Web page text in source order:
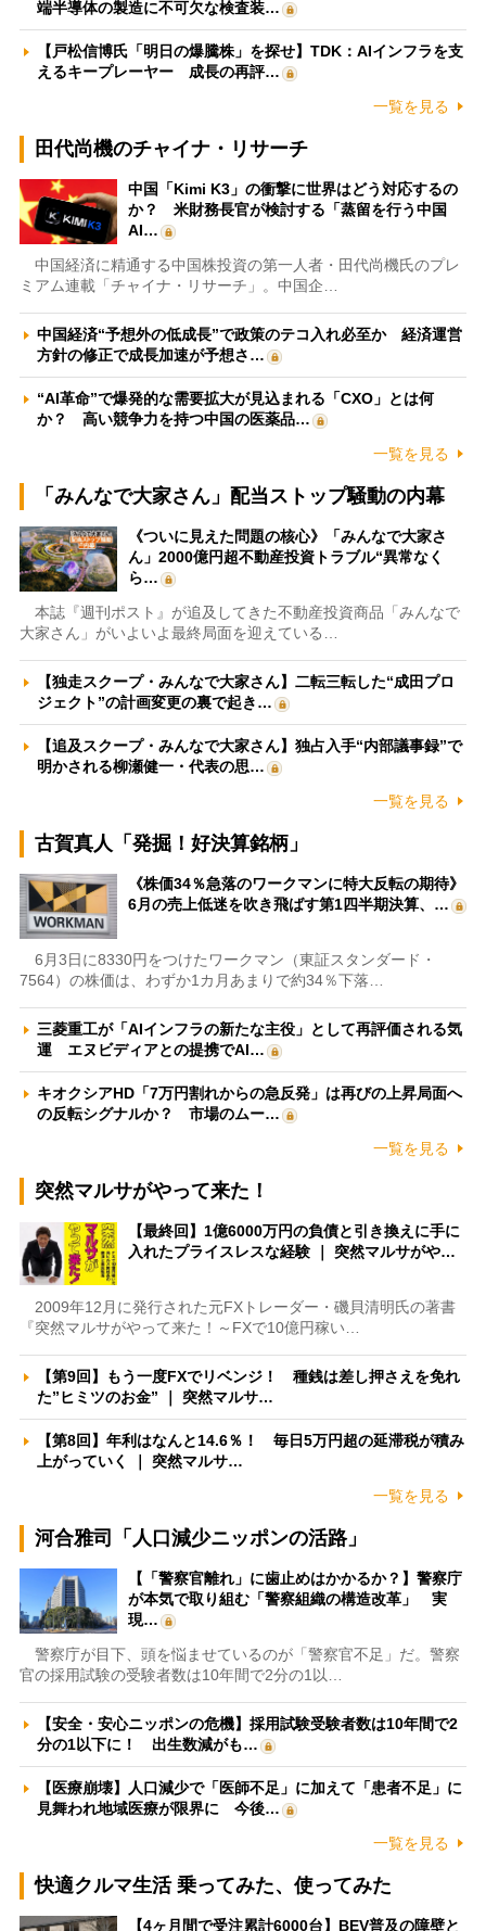
端半導体の製造に不可欠な検査装…
【戸松信博氏「明日の爆騰株」を探せ】TDK：AIインフラを支
えるキープレーヤー 成長の再評…
一覧を見る
田代尚機のチャイナ・リサーチ
中国「Kimi K3」の衝撃に世界はどう対応するの
か？ 米財務長官が検討する「蒸留を行う中国
AI…
中国経済に精通する中国株投資の第一人者・田代尚機氏のプレ
ミアム連載「チャイナ・リサーチ」。中国企…
中国経済“予想外の低成長”で政策のテコ入れ必至か 経済運営
方針の修正で成長加速が予想さ…
“AI革命”で爆発的な需要拡大が見込まれる「CXO」とは何
か？ 高い競争力を持つ中国の医薬品…
一覧を見る
「みんなで大家さん」配当ストップ騒動の内幕
《ついに見えた問題の核心》「みんなで大家さ
ん」2000億円超不動産投資トラブル“異常なく
ら…
本誌『週刊ポスト』が追及してきた不動産投資商品「みんなで
大家さん」がいよいよ最終局面を迎えている…
【独走スクープ・みんなで大家さん】二転三転した“成田プロ
ジェクト”の計画変更の裏で起き…
【追及スクープ・みんなで大家さん】独占入手“内部議事録”で
明かされる柳瀬健一・代表の思…
一覧を見る
古賀真人「発掘！好決算銘柄」
《株価34％急落のワークマンに特大反転の期待》
6月の売上低迷を吹き飛ばす第1四半期決算、…
6月3日に8330円をつけたワークマン（東証スタンダード・
7564）の株価は、わずか1カ月あまりで約34％下落…
三菱重工が「AIインフラの新たな主役」として再評価される気
運 エヌビディアとの提携でAI…
キオクシアHD「7万円割れからの急反発」は再びの上昇局面へ
の反転シグナルか？ 市場のムー…
一覧を見る
突然マルサがやって来た！
【最終回】1億6000万円の負債と引き換えに手に
入れたプライスレスな経験 ｜ 突然マルサがや…
2009年12月に発行された元FXトレーダー・磯貝清明氏の著書
『突然マルサがやって来た！～FXで10億円稼い…
【第9回】もう一度FXでリベンジ！ 種銭は差し押さえを免れ
た”ヒミツのお金” ｜ 突然マルサ…
【第8回】年利はなんと14.6％！ 毎日5万円超の延滞税が積み
上がっていく ｜ 突然マルサ…
一覧を見る
河合雅司「人口減少ニッポンの活路」
【「警察官離れ」に歯止めはかかるか？】警察庁
が本気で取り組む「警察組織の構造改革」 実
現…
警察庁が目下、頭を悩ませているのが「警察官不足」だ。警察
官の採用試験の受験者数は10年間で2分の1以…
【安全・安心ニッポンの危機】採用試験受験者数は10年間で2
分の1以下に！ 出生数減がも…
【医療崩壊】人口減少で「医師不足」に加えて「患者不足」に
見舞われ地域医療が限界に 今後…
一覧を見る
快適クルマ生活 乗ってみた、使ってみた
【4ヶ月間で受注累計6000台】BEV普及の障壁と